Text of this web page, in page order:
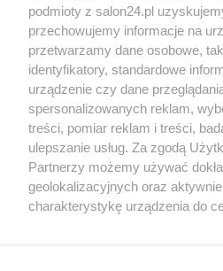
Społeczeństwo
Kultura
X Facebook
podmioty z salon24.pl
przechowujemy informacje na
przetwarzamy dane osobowe,
identyfikatory, standardowe
urządzenie czy dane
spersonalizowanych reklam,
treści, pomiar reklam i treści,
ulepszanie usług. Za zgodą
Partnerzy możemy używać
geolokalizacyjnych oraz
charakterystykę urządzenia do